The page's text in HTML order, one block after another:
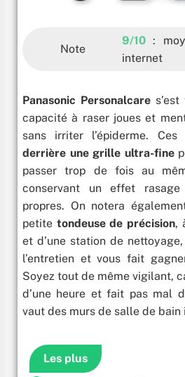
Note
9/10 :
internet
Panasonic Personalcare
capacité à raser joues et
sans irriter l’épiderme. Ces
derrière une grille ultra-fine
passer trop de fois au
conservant un effet
propres. On notera
petite tondeuse de précision,
et d’une station de
l’entretien et vous fait
Soyez tout de même vigilant,
d’une heure et fait pas mal
vaut des murs de salle de bain
Les plus